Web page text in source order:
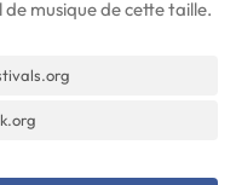
musique de cette taille.